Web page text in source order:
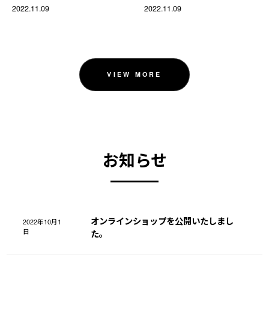
2022.11.09
2022.11.09
VIEW MORE
お知らせ
2022年10月1
日
オンラインショップを公開いたしまし
た。